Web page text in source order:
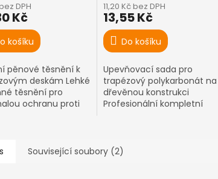
DPH
Kč
košíku
pěnové těsnění k
deskám Lehké
těsnění pro
ochranu proti
11,20 Kč bez DPH
13,55 Kč
Do košíku
Upevňovací sada pro
trapézový polykarbonát na
dřevěnou konstrukci
Profesionální kompletní
Související soubory (2)